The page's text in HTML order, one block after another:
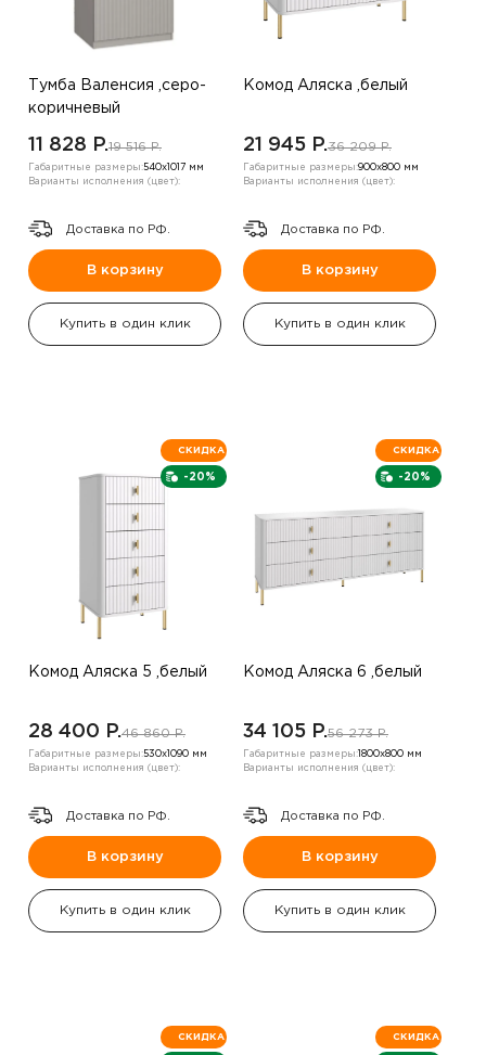
Тумба Валенсия ,серо-
коричневый
11 828 P.19 516 P.
Габаритные размеры:540х1017 мм
Варианты исполнения (цвет):
Доставка по РФ.
В корзину
Купить в один клик
Комод Аляска ,белый
21 945 P.36 209 P.
Габаритные размеры:900х800 мм
Варианты исполнения (цвет):
Доставка по РФ.
В корзину
Купить в один клик
-20%
СКИДКА
Комод Аляска 5 ,белый
28 400 P.46 860 P.
Габаритные размеры:530х1090 мм
Варианты исполнения (цвет):
Доставка по РФ.
В корзину
Купить в один клик
-20%
СКИДКА
Комод Аляска 6 ,белый
34 105 P.56 273 P.
Габаритные размеры: 1800х800 мм
Варианты исполнения (цвет):
Доставка по РФ.
В корзину
Купить в один клик
СКИДКА СКИДКА